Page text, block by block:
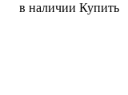
в наличии Купить